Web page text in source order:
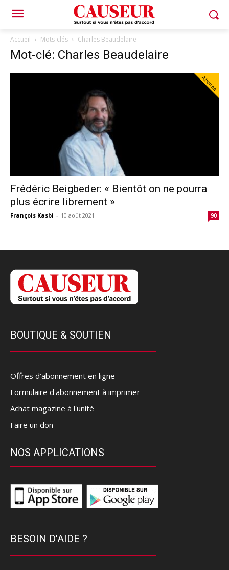
Accueil Mots-clés Charles Beaudelaire
Mot-clé: Charles Beaudelaire
Abonné
Frédéric Beigbeder: « Bientôt on ne pourra
plus écrire librement »
François Kasbi - 10 août 2021 90
BOUTIQUE & SOUTIEN
Offres d’abonnement en ligne
Formulaire d'abonnement à imprimer
Achat magazine à l'unité
Faire un don
NOS APPLICATIONS
BESOIN D'AIDE ?